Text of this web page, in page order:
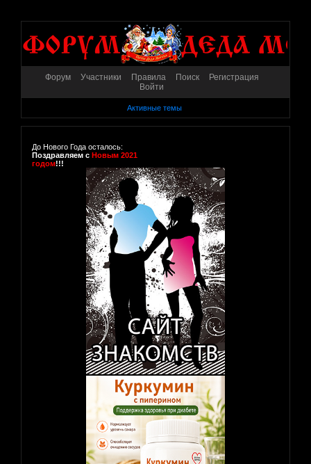
Форум Участники Правила Поиск
Регистрация
Войти
Активные темы
До Нового Года осталось:
Поздравляем с Новым 2021
годом!!!